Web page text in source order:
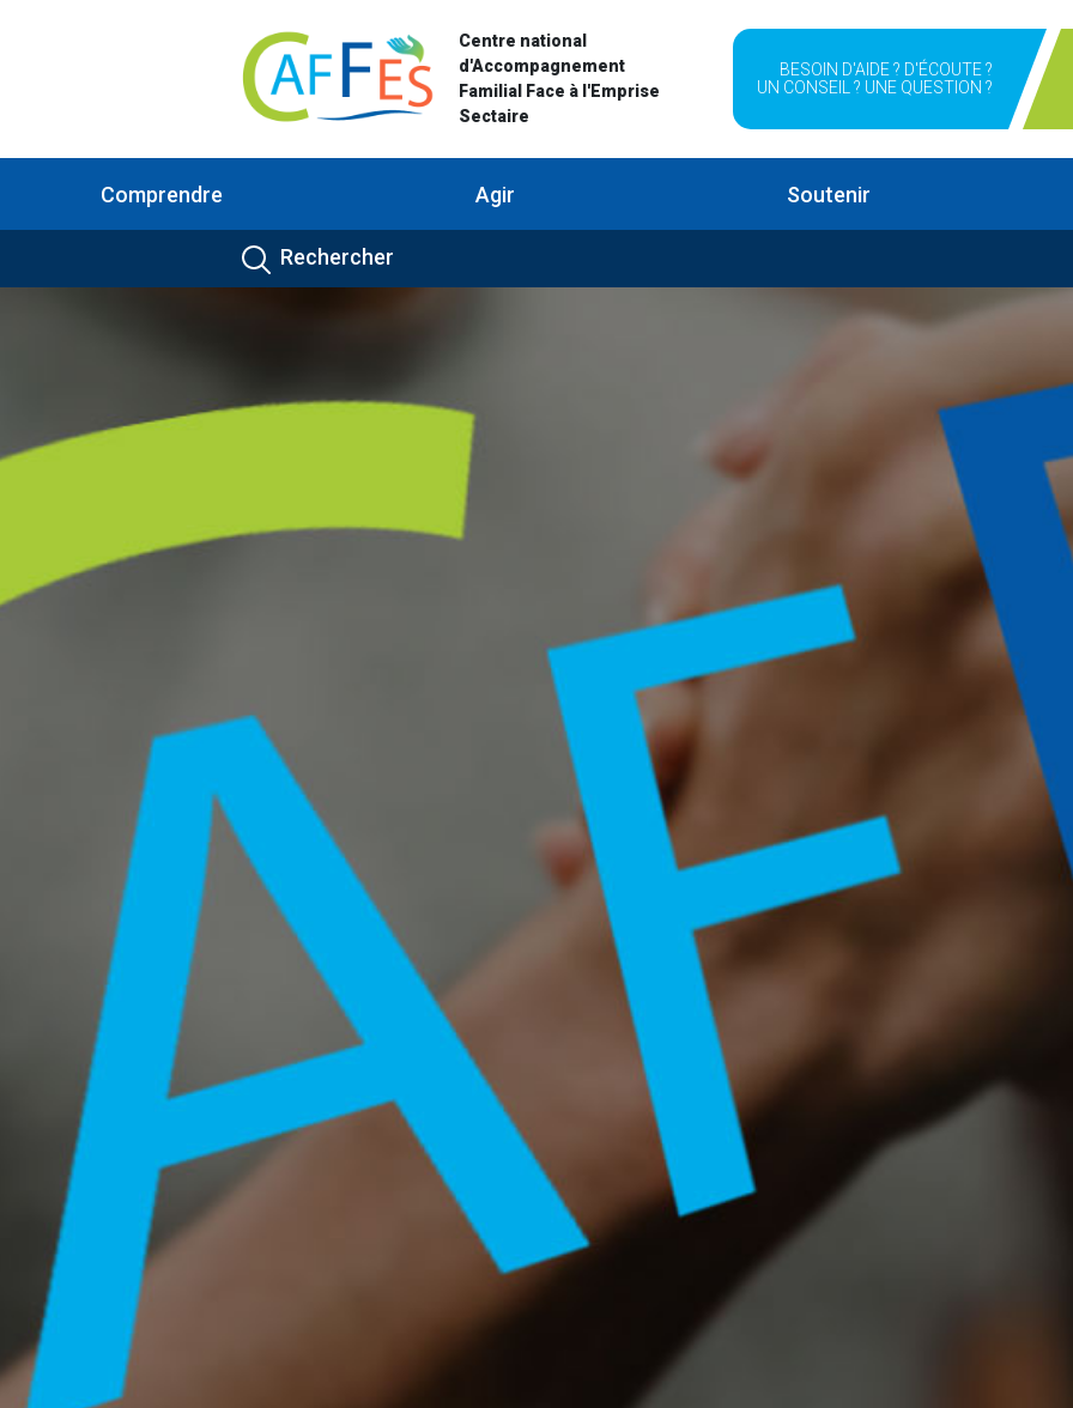
Centre national
d'Accompagnement
Familial Face à l'Emprise
Sectaire
BESOIN D'AIDE ? D'ÉCOUTE ?
UN CONSEIL ? UNE QUESTION ?
Comprendre Agir Soutenir